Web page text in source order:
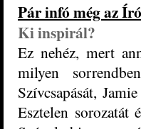
Pár infó még az
Ki inspirál?
Ez nehéz, mert
milyen
Szívcsapását,
Esztelen